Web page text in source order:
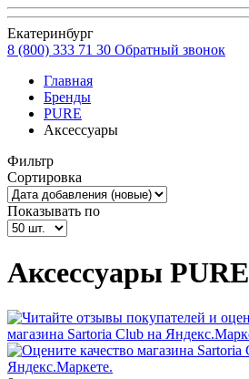
Екатеринбург
8 (800) 333 71 30 Обратный звонок
Главная
Бренды
PURE
Аксессуары
Фильтр
Сортировка
Показывать по
Аксессуары PURE